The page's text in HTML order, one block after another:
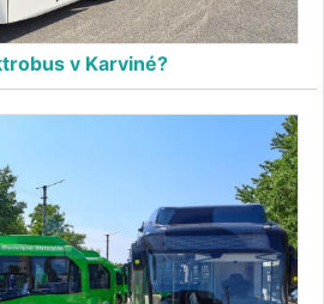
v Karviné?